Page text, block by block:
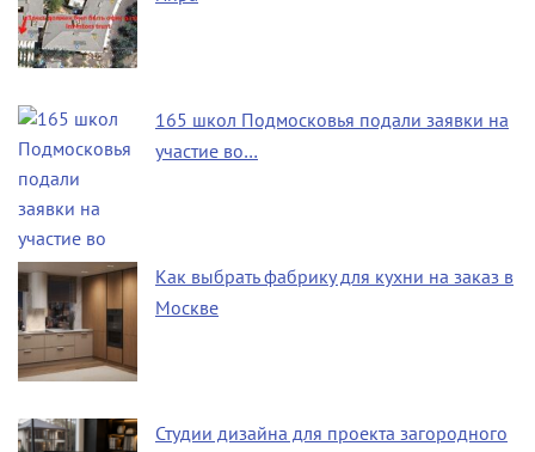
165 школ Подмосковья подали заявки на
участие во…
Как выбрать фабрику для кухни на заказ в
Москве
Студии дизайна для проекта загородного